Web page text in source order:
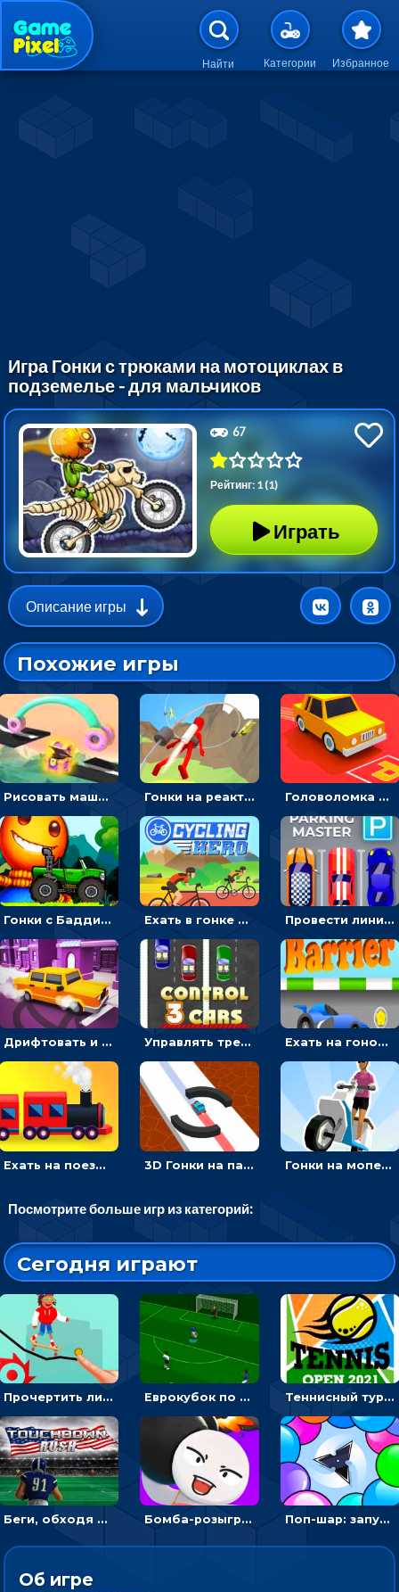
Перейти к основному
Найти Категории Избранное
Игра Гонки с трюками на мотоциклах в
подземелье - для мальчиков
67
Рейтинг: 1 (1)
Играть
Описание игры
Похожие игры
Рисовать машину и выигрывать гонку - для мальчиков Гонки на реактивном ранце: избегать преград, чтобы лететь к финишу Головоломка Парк-стоянка: рисовать линии, чтобы парковать машины
Гонки с Бадди: ехать на джипе и собирать монеты Ехать в гонке на велосипедах через трамплины к финишу на скорость - спортивные Провести линию, чтобы припарковать машину на место и собрать монеты - гонки
Дрифтовать и парковаться на городской трассе - гонки Управлять тремя машинками в разных рядах на трассе - гонки Ехать на гоночной машине, чтобы обходить преграды и собирать звезды - для мальчиков
Ехать на поезде, через препятствия и собирать пассажиров - для мальчиков 3D Гонки на паровозике: ехать по линии или обходить преграды Гонки на мопеде с курьером: менять полосы движения, чтобы собирать деньги
Посмотрите больше игр из категорий:
Сегодня играют
Прочертить линию, чтобы проехать на скейте, через преграды к финишу - для мальчиков Еврокубок по футболу 2021 в 3D: пасуй мяч и бей по воротам соперника Теннисный турнир: подавать или отбивать шарик ракеткой
Беги, обходя соперников и собирай бонусы - американский футбол Бомба-розыгрыш: передавай и беги – 3D гиперказуалка Поп-шар: запускать колючку, чтобы лопать воздушные шарики
Об игре